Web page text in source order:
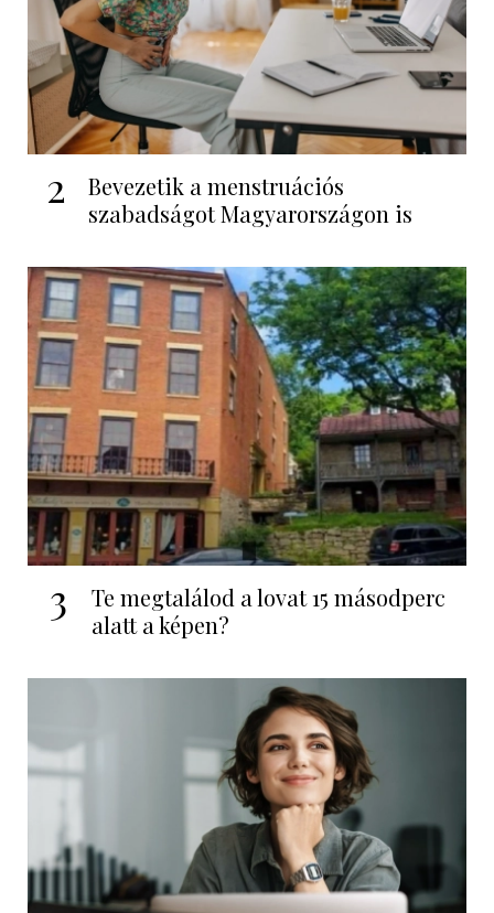
2
Bevezetik a menstruációs
szabadságot Magyarországon is
3
Te megtalálod a lovat 15 másodperc
alatt a képen?